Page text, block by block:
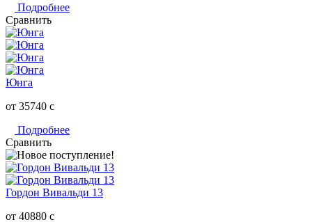
Подробнее
Сравнить
Юнга
от 35740 c
Подробнее
Сравнить
Гордон Вивальди 13
от 40880 c